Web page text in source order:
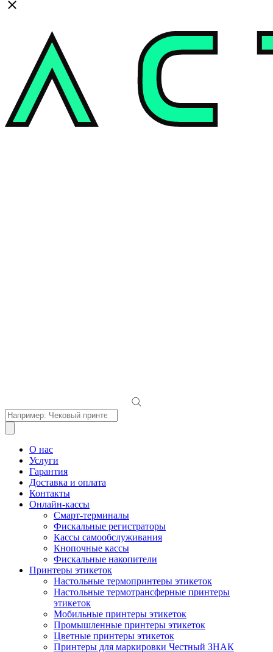
Поиск
товаров
О нас
Услуги
Гарантия
Доставка и оплата
Контакты
Онлайн-кассы
Смарт-терминалы
Фискальные регистраторы
Кассы самообслуживания
Кнопочные кассы
Фискальные накопители
Принтеры этикеток
Настольные термопринтеры этикеток
Настольные термотрансферные принтеры
этикеток
Мобильные принтеры этикеток
Промышленные принтеры этикеток
Цветные принтеры этикеток
Принтеры для маркировки Честный ЗНАК